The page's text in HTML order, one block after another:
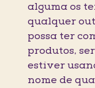
alguma os
qualquer
possa ter
produtos,
estiver
nome de